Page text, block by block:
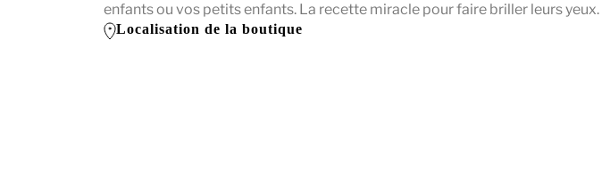
enfants ou vos petits enfants. La recette miracle pour faire briller leurs yeux.
Localisation de la boutique